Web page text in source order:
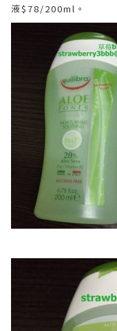
液$78/200ml。